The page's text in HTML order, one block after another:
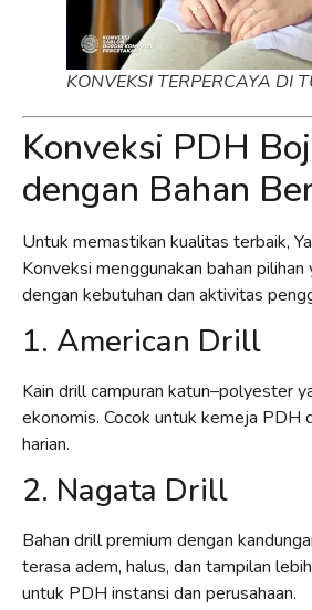
KONVEKSI TERPERCAYA DI
Konveksi PDH
dengan Bahan
Untuk memastikan kualitas terbaik,
Konveksi menggunakan bahan pilihan
dengan kebutuhan dan aktivitas
1. American Drill
Kain drill campuran katun–polyester
ekonomis. Cocok untuk kemeja PDH
harian.
2. Nagata Drill
Bahan drill premium dengan
terasa adem, halus, dan tampilan
untuk PDH instansi dan perusahaan.